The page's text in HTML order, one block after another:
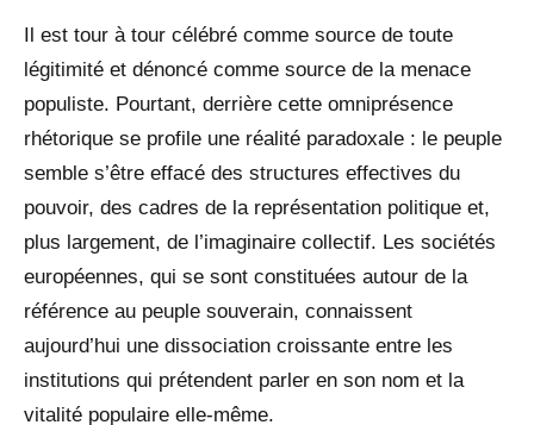
Il est tour à tour célébré comme source de toute
légitimité et dénoncé comme source de la menace
populiste. Pourtant, derrière cette omniprésence
rhétorique se profile une réalité paradoxale : le peuple
semble s’être effacé des structures effectives du
pouvoir, des cadres de la représentation politique et,
plus largement, de l’imaginaire collectif. Les sociétés
européennes, qui se sont constituées autour de la
référence au peuple souverain, connaissent
aujourd’hui une dissociation croissante entre les
institutions qui prétendent parler en son nom et la
vitalité populaire elle-même.